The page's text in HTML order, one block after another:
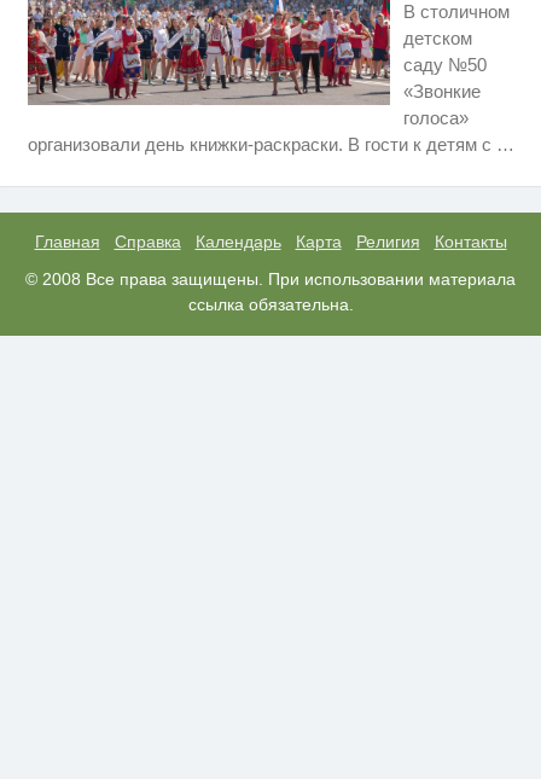
В столичном
детском
саду №50
«Звонкие
голоса»
организовали день книжки-раскраски. В гости к детям с …
Главная Справка Календарь Карта Религия
Контакты
© 2008 Все права защищены. При использовании материала
ссылка обязательна.
не оставит равнодушным
i
Ролик из Омска: вы будете
смеяться долго